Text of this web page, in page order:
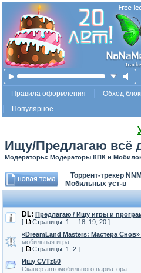
Правила оформления
Обход
Популярное
Ищу/Предлагаю всё
Модераторы: Модераторы КПК и
Торрент-трекер
Мобильных уст-в
DL: Предлагаю / Ищу игры и
[
Страницы: 1 18 19 20 ]
«DreamLand Masters: Мастера
мобильная игра
[
Страницы: 1 2 ]
Ищу CVTz50
Сканер автомобильного вариатора